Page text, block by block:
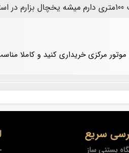
موتور مرکزی خریداری کنید و کاملا
سریع
بستنی ساز